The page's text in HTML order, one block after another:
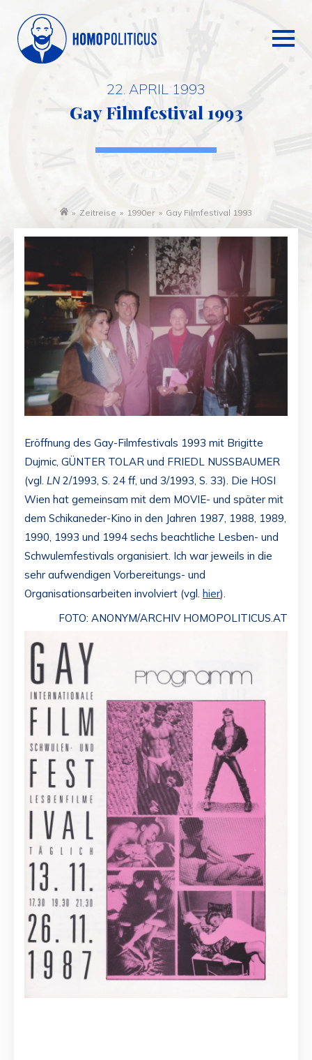
22. APRIL 1993
Gay Filmfestival 1993
» Zeitreise » 1990er » Gay Filmfestival 1993
Eröffnung des Gay-Filmfestivals 1993 mit Brigitte
Dujmic, GÜNTER TOLAR und FRIEDL NUSSBAUMER
(vgl. LN 2/1993, S. 24 ff, und 3/1993, S. 33). Die HOSI
Wien hat gemeinsam mit dem MOVIE- und später mit
dem Schikaneder-Kino in den Jahren 1987, 1988, 1989,
1990, 1993 und 1994 sechs beachtliche Lesben- und
Schwulemfestivals organisiert. Ich war jeweils in die
sehr aufwendigen Vorbereitungs- und
Organisationsarbeiten involviert (vgl. hier).
FOTO: ANONYM/ARCHIV HOMOPOLITICUS.AT